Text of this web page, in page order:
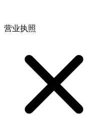
营业执照